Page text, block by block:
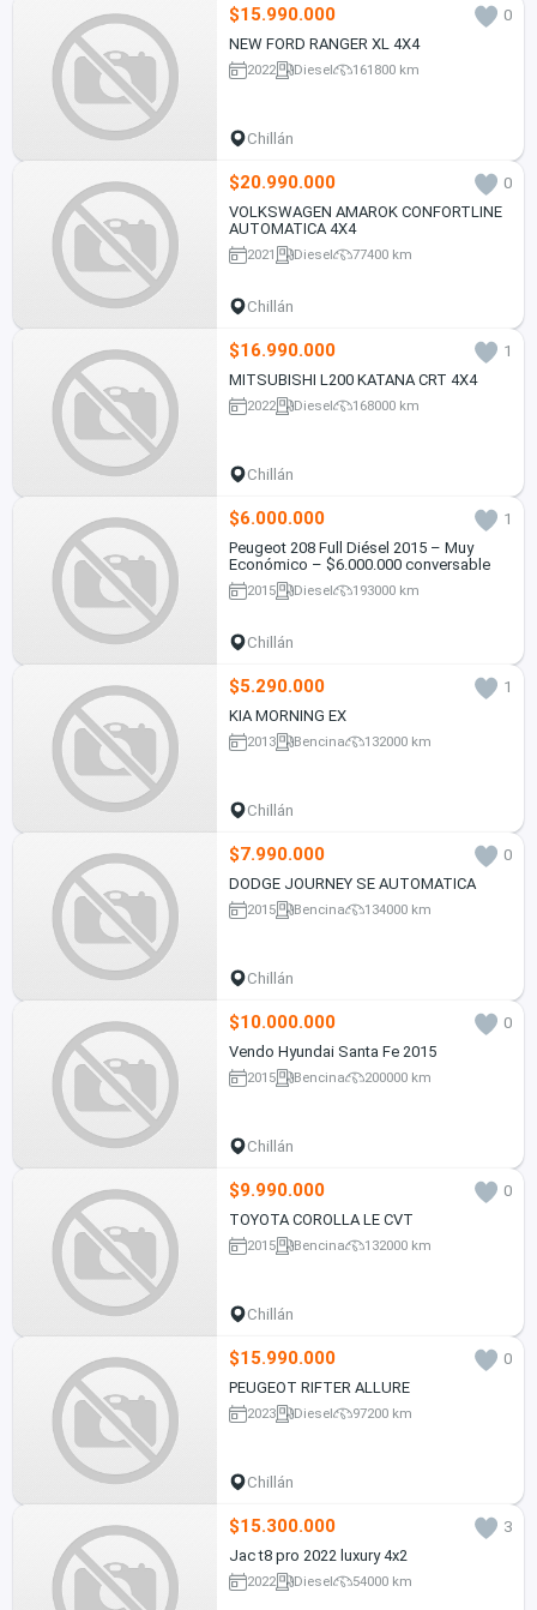
$15.990.000
0
NEW FORD RANGER XL 4X4
2022 Diesel 161800 km
Chillán
$20.990.000
0
VOLKSWAGEN AMAROK CONFORTLINE
AUTOMATICA 4X4
2021 Diesel 77400 km
Chillán
$16.990.000
1
MITSUBISHI L200 KATANA CRT 4X4
2022 Diesel 168000 km
Chillán
$6.000.000
1
Peugeot 208 Full Diésel 2015 – Muy
Económico – $6.000.000 conversable
2015 Diesel 193000 km
Chillán
$5.290.000
1
KIA MORNING EX
2013 Bencina 132000 km
Chillán
$7.990.000
0
DODGE JOURNEY SE AUTOMATICA
2015 Bencina 134000 km
Chillán
$10.000.000
0
Vendo Hyundai Santa Fe 2015
2015 Bencina 200000 km
Chillán
$9.990.000
0
TOYOTA COROLLA LE CVT
2015 Bencina 132000 km
Chillán
$15.990.000
0
PEUGEOT RIFTER ALLURE
2023 Diesel 97200 km
Chillán
$15.300.000
3
Jac t8 pro 2022 luxury 4x2
2022 Diesel 54000 km